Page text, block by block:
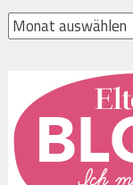
Archiv